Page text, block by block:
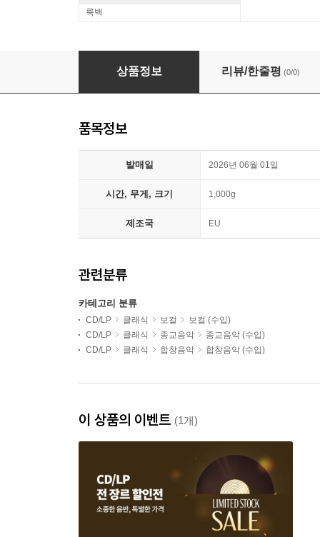
룩백
Hans-Christoph Rademann 바흐: 칸타타 에
상품정보 리뷰/한줄평 (0/0)
품목정보
발매일 2026년 06월 01일
시간, 무게, 크기 1,000g
제조국 EU
관련분류
카테고리 분류
CD/LP 클래식 보컬
보컬 (수입)
CD/LP
클래식 종교음악
종교음악 (수입)
CD/LP
클래식 합창음악 합창음악 (수입)
이 상품의 이벤트 (1개)